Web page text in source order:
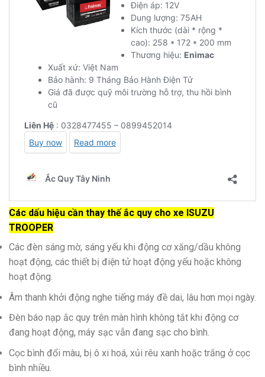
Các dấu hiệu cần thay thế ắc quy cho xe ISUZU
TROOPER
Các đèn sáng mờ, sáng yếu khi động cơ xăng/dầu không
hoạt động, các thiết bị điện tử hoạt động yếu hoặc không
hoạt động.
Âm thanh khởi động nghe tiếng máy đề dai, lâu hơn mọi ngày.
Đèn báo nạp ắc quy trên màn hình không tắt khi động cơ
đang hoạt động, máy sạc vẫn đang sạc cho bình.
Cọc bình đổi màu, bị ô xi hoá, xủi rêu xanh hoặc trắng ở cọc
bình nhiều.